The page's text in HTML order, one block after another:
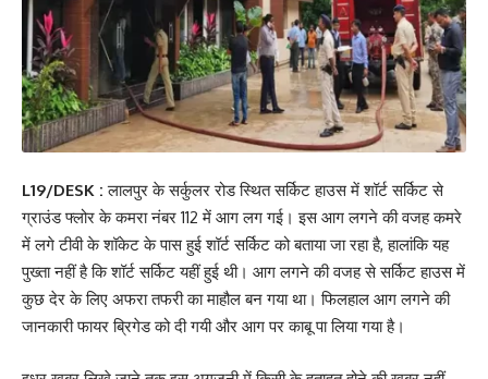
L19/DESK :लालपुर के सर्कुलर रोड स्थित सर्किट हाउस में शॉर्ट सर्किट से
ग्राउंड फ्लोर के कमरा नंबर 112 में आग लग गई। इस आग लगने की वजह कमरे
में लगे टीवी के शॉकेट के पास हुई शॉर्ट सर्किट को बताया जा रहा है, हालांकि यह
पुख्ता नहीं है कि शॉर्ट सर्किट यहीं हुई थी। आग लगने की वजह से सर्किट हाउस में
कुछ देर के लिए अफरा तफरी का माहौल बन गया था। फिलहाल आग लगने की
जानकारी फायर ब्रिगेड को दी गयी और आग पर काबू पा लिया गया है।